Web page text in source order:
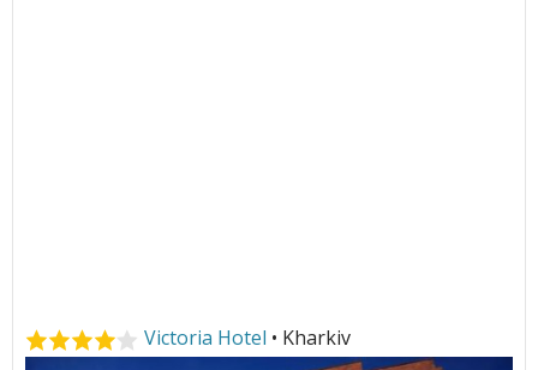
Victoria Hotel • Kharkiv